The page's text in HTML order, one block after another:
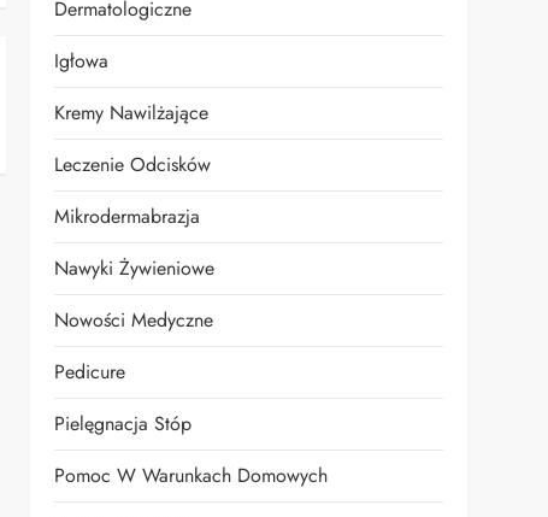
Dermatologiczne
Igłowa
Kremy Nawilżające
Leczenie Odcisków
Mikrodermabrazja
Nawyki Żywieniowe
Nowości Medyczne
Pedicure
Pielęgnacja Stóp
Pomoc W Warunkach Domowych